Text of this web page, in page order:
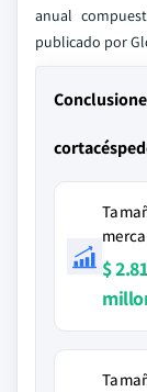
anual
publicado por
$